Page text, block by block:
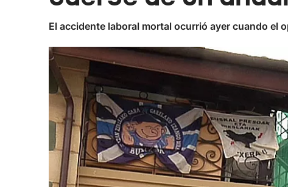
El accidente laboral mortal ocurrió ayer cuando el